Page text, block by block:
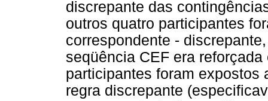
discrepante das
outros quatro participantes
correspondente -
seqüência CEF era
participantes foram expostos
regra discrepante